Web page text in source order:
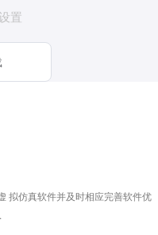
置
拟仿真软件并及时相应完善软件优